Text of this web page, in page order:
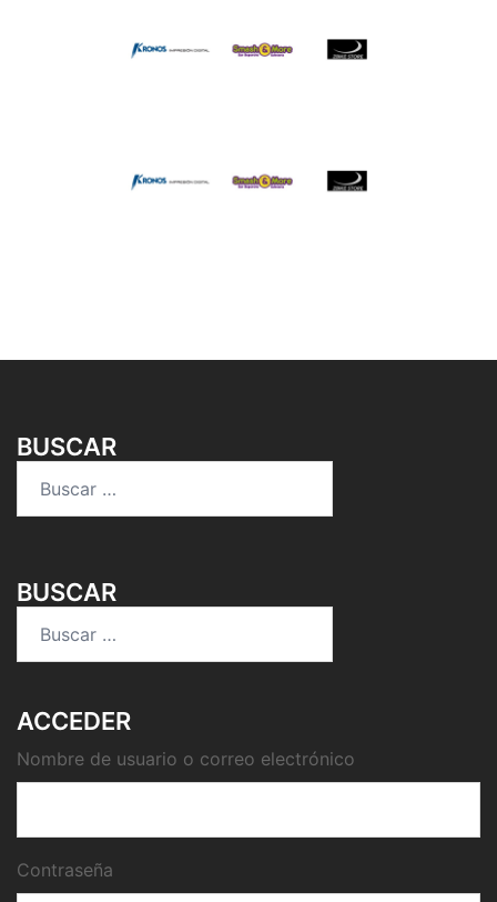
BUSCAR
BUSCAR
ACCEDER
Nombre de usuario o correo electrónico
Contraseña